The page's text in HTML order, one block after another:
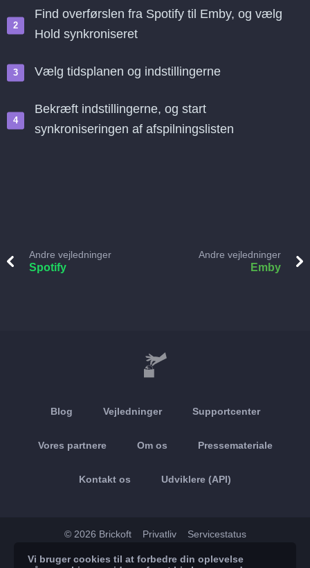
Find overførslen fra Spotify til Emby, og vælg
Hold synkroniseret
Vælg tidsplanen og indstillingerne
Bekræft indstillingerne, og start
synkroniseringen af afspilningslisten
Andre vejledninger
Spotify
Andre vejledninger
Emby
Blog Vejledninger Supportcenter
Vores partnere Om os Pressemateriale
Kontakt os Udviklere (API)
© 2026 Brickoft Privatliv Servicestatus
Vi bruger cookies til at forbedre din oplevelse